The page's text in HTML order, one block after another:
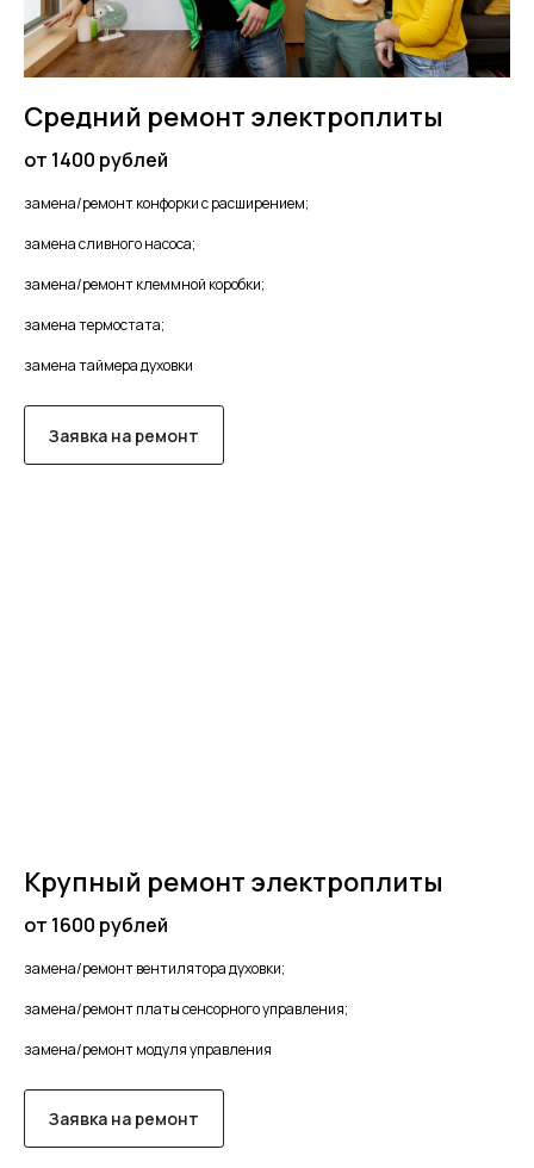
Средний ремонт электроплиты
от 1400 рублей
замена/ремонт конфорки с расширением;
замена сливного насоса;
замена/ремонт клеммной коробки;
замена термостата;
замена таймера духовки
Заявка на ремонт
Крупный ремонт электроплиты
от 1600 рублей
замена/ремонт вентилятора духовки;
замена/ремонт платы сенсорного управления;
замена/ремонт модуля управления
Заявка на ремонт